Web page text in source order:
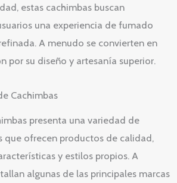
estas cachimbas buscan
una experiencia de fumado
A menudo se convierten en
por su diseño y artesanía superior.
Cachimbas
presenta una variedad de
que ofrecen productos de calidad,
y estilos propios. A
algunas de las principales marcas